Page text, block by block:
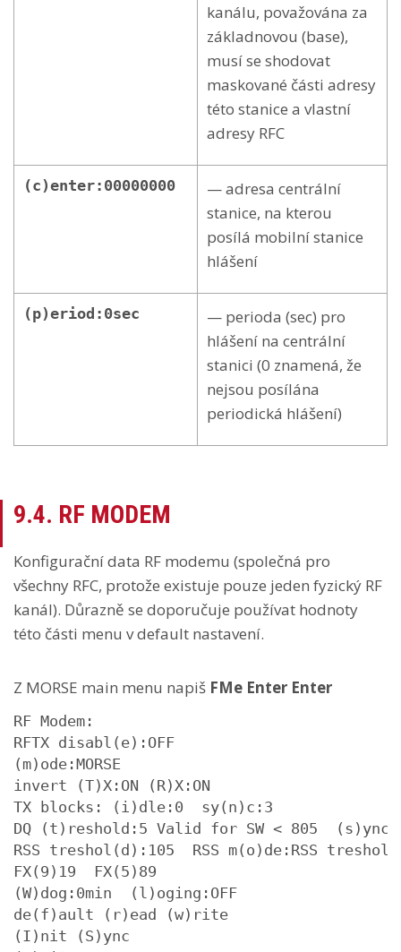
kanálu, považována za
základnovou (base),
musí se shodovat
maskované části adresy
této stanice a vlastní
adresy RFC
(c)enter:00000000
— adresa centrální
stanice, na kterou
posílá mobilní stanice
hlášení
(p)eriod:0sec
— perioda (sec) pro
hlášení na centrální
stanici (0 znamená, že
nejsou posílána
periodická hlášení)
9.4. RF MODEM
Konfigurační data RF modemu (společná pro
všechny RFC, protože existuje pouze jeden fyzický RF
kanál). Důrazně se doporučuje používat hodnoty
této části menu v default nastavení.
Z MORSE main menu napiš FMe Enter Enter
RF Modem:
RFTX disabl(e):OFF
(m)ode:MORSE
invert (T)X:ON (R)X:ON
TX blocks: (i)dle:0  sy(n)c:3
DQ (t)reshold:5 Valid for SW < 805  (s)ync
RSS treshol(d):105  RSS m(o)de:RSS
FX(9)19  FX(5)89
(W)dog:0min  (l)oging:OFF
de(f)ault (r)ead (w)rite
(I)nit (S)ync